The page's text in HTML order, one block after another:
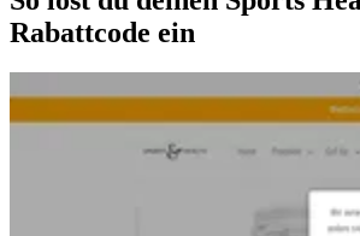
Rabattcode ein